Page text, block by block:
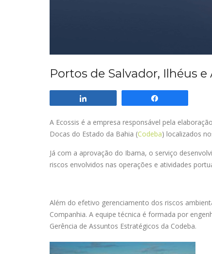
Portos de Salvador, Ilhéus
A Ecossis é a empresa responsável pela
Docas do Estado da Bahia (Codeba) localizados
Já com a aprovação do Ibama, o serviço
riscos envolvidos nas operações e atividades
Além do efetivo gerenciamento dos riscos
Companhia. A equipe técnica é formada por
Gerência de Assuntos Estratégicos da Codeba.